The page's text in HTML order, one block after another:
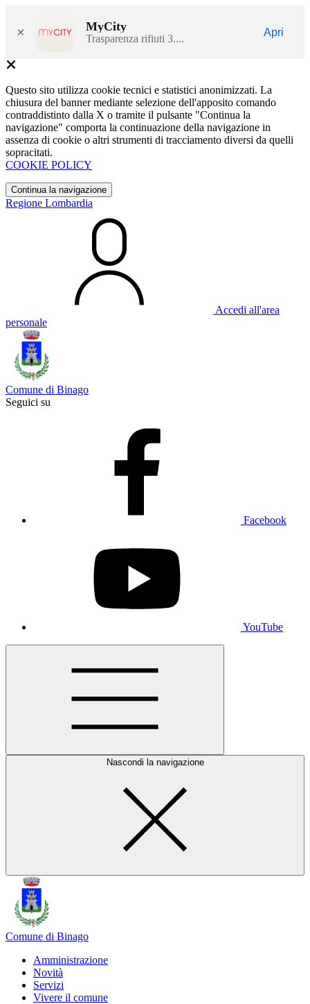
× MyCity
Trasparenza rifiuti 3....
Apri
Questo sito utilizza cookie tecnici e statistici anonimizzati. La
chiusura del banner mediante selezione dell'apposito comando
contraddistinto dalla X o tramite il pulsante "Continua la
navigazione" comporta la continuazione della navigazione in
assenza di cookie o altri strumenti di tracciamento diversi da quelli
sopracitati.
COOKIE POLICY
Continua la navigazione
Regione Lombardia
Accedi all'area
personale
Comune di Binago
Seguici su
Facebook
YouTube
Nascondi la navigazione
Comune di Binago
Amministrazione
Novità
Servizi
Vivere il comune